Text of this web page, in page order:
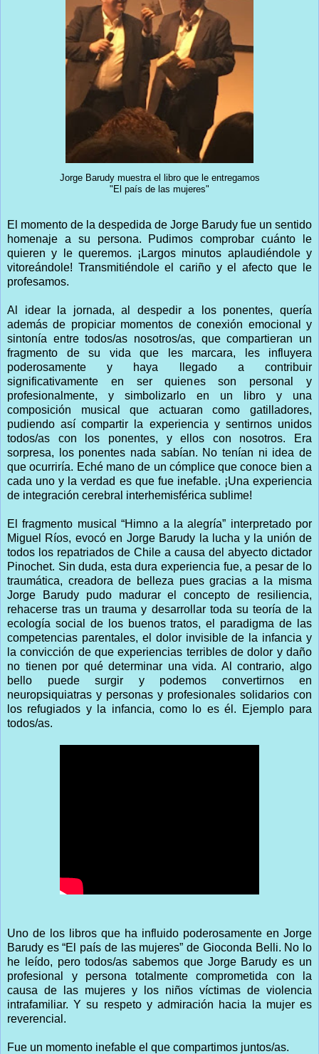
Jorge Barudy muestra el libro que le entregamos
"El país de las mujeres"
El momento de la despedida de Jorge Barudy fue un sentido
homenaje a su persona. Pudimos comprobar cuánto le
quieren y le queremos. ¡Largos minutos aplaudiéndole y
vitoreándole! Transmitiéndole el cariño y el afecto que le
profesamos.
Al idear la jornada, al despedir a los ponentes, quería
además de propiciar momentos de conexión emocional y
sintonía entre todos/as nosotros/as, que compartieran un
fragmento de su vida que les marcara, les influyera
poderosamente y haya llegado a contribuir
significativamente en ser quienes son personal y
profesionalmente, y simbolizarlo en un libro y una
composición musical que actuaran como gatilladores,
pudiendo así compartir la experiencia y sentirnos unidos
todos/as con los ponentes, y ellos con nosotros. Era
sorpresa, los ponentes nada sabían. No tenían ni idea de
que ocurriría. Eché mano de un cómplice que conoce bien a
cada uno y la verdad es que fue inefable. ¡Una experiencia
de integración cerebral interhemisférica sublime!
El fragmento musical “Himno a la alegría” interpretado por
Miguel Ríos, evocó en Jorge Barudy la lucha y la unión de
todos los repatriados de Chile a causa del abyecto dictador
Pinochet. Sin duda, esta dura experiencia fue, a pesar de lo
traumática, creadora de belleza pues gracias a la misma
Jorge Barudy pudo madurar el concepto de resiliencia,
rehacerse tras un trauma y desarrollar toda su teoría de la
ecología social de los buenos tratos, el paradigma de las
competencias parentales, el dolor invisible de la infancia y
la convicción de que experiencias terribles de dolor y daño
no tienen por qué determinar una vida. Al contrario, algo
bello puede surgir y podemos convertirnos en
neuropsiquiatras y personas y profesionales solidarios con
los refugiados y la infancia, como lo es él. Ejemplo para
todos/as.
Uno de los libros que ha influido poderosamente en Jorge
Barudy es “El país de las mujeres” de Gioconda Belli. No lo
he leído, pero todos/as sabemos que Jorge Barudy es un
profesional y persona totalmente comprometida con la
causa de las mujeres y los niños víctimas de violencia
intrafamiliar. Y su respeto y admiración hacia la mujer es
reverencial.
Fue un momento inefable el que compartimos juntos/as.